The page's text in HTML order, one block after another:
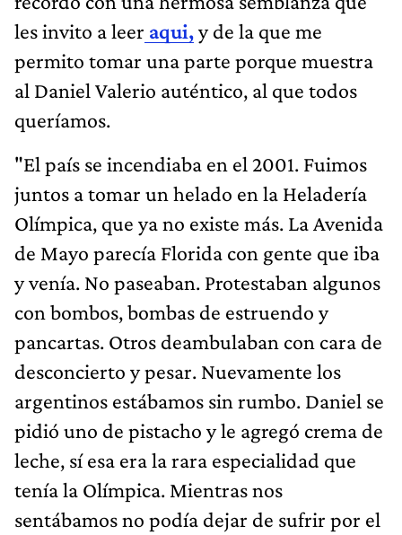
les invito a leer aqui,y de la que me
permito tomar una parte porque muestra
al Daniel Valerio auténtico, al que todos
queríamos.
"El país se incendiaba en el 2001. Fuimos
juntos a tomar un helado en la Heladería
Olímpica, que ya no existe más. La Avenida
de Mayo parecía Florida con gente que iba
y venía. No paseaban. Protestaban algunos
con bombos, bombas de estruendo y
pancartas. Otros deambulaban con cara de
desconcierto y pesar. Nuevamente los
argentinos estábamos sin rumbo. Daniel se
pidió uno de pistacho y le agregó crema de
leche, sí esa era la rara especialidad que
tenía la Olímpica. Mientras nos
sentábamos no podía dejar de sufrir por el